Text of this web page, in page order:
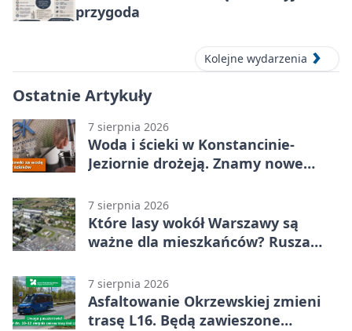
przygoda
Kolejne wydarzenia
Ostatnie Artykuły
7 sierpnia 2026
Woda i ścieki w Konstancinie-
Jeziornie drożeją. Znamy nowe
7 sierpnia 2026
Które lasy wokół Warszawy są
ważne dla mieszkańców? Rusza
7 sierpnia 2026
Asfaltowanie Okrzewskiej zmieni
trasę L16. Będą zawieszone